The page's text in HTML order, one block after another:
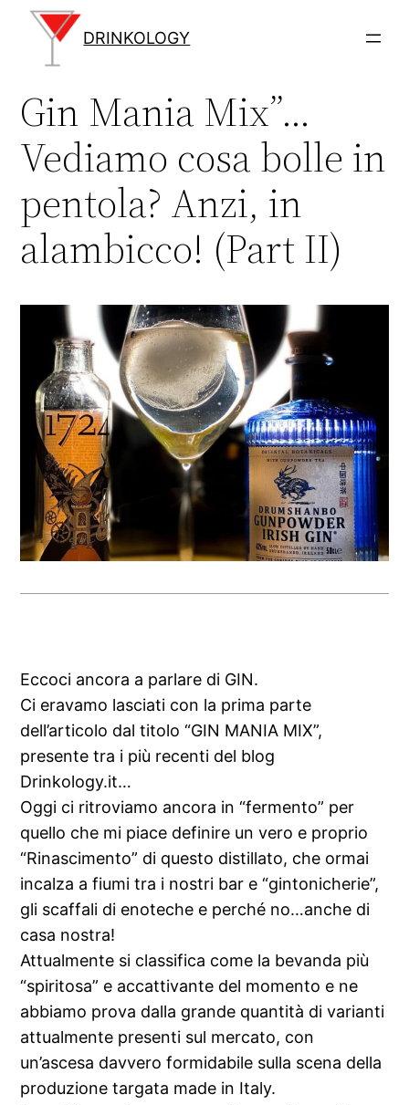
contenuto
DRINKOLOGY
Gin Mania Mix”…
Vediamo cosa bolle in
pentola? Anzi, in
alambicco! (Part II)
Eccoci ancora a parlare di GIN.
Ci eravamo lasciati con la prima parte
dell’articolo dal titolo “GIN MANIA MIX”,
presente tra i più recenti del blog
Drinkology.it…
Oggi ci ritroviamo ancora in “fermento” per
quello che mi piace definire un vero e proprio
“Rinascimento” di questo distillato, che ormai
incalza a fiumi tra i nostri bar e “gintonicherie”,
gli scaffali di enoteche e perché no…anche di
casa nostra!
Attualmente si classifica come la bevanda più
“spiritosa” e accattivante del momento e ne
abbiamo prova dalla grande quantità di varianti
attualmente presenti sul mercato, con
un’ascesa davvero formidabile sulla scena della
produzione targata made in Italy.